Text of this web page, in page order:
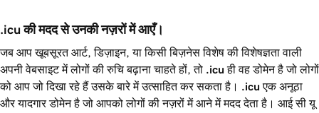
.icu की मदद से उनकी नज़रों में आएँ।
जब आप खूबसूरत आर्ट, डिज़ाइन, या किसी बिज़नेस विशेष की विशेषज्ञता वाली
अपनी वेबसाइट में लोगों की रुचि बढ़ाना चाहते हों, तो .icu ही वह डोमेन है जो लोगों
को आप जो दिखा रहे हैं उसके बारे में उत्साहित कर सकता है।
.icu एक अनूठा
और यादगार डोमेन है जो आपको लोगों की नज़रों में आने में मदद देता है। आई सी यू